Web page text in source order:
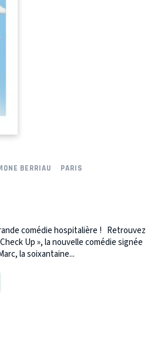
BERRIAU
PARIS
comédie hospitalière ! Retrouvez
Up », la nouvelle comédie signée
la soixantaine...